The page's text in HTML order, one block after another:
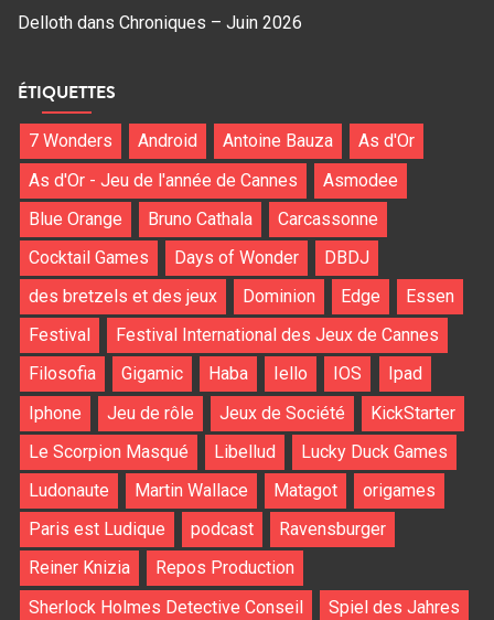
Delloth dans Chroniques – Juin 2026
ÉTIQUETTES
7 Wonders Android Antoine Bauza
As d'Or
As d'Or - Jeu de l'année de Cannes
Asmodee
Blue Orange
Bruno Cathala
Carcassonne
Cocktail Games
Days of Wonder
DBDJ
des bretzels et des jeux
Dominion Edge
Essen
Festival
Festival International des Jeux de Cannes
Filosofia
Gigamic Haba Iello IOS
Ipad
Iphone
Jeu de rôle Jeux de Société
KickStarter
Le Scorpion Masqué
Libellud
Lucky Duck Games
Ludonaute
Martin Wallace Matagot
origames
Paris est Ludique
podcast
Ravensburger
Reiner Knizia
Repos Production
Sherlock Holmes Detective Conseil
Spiel des Jahres